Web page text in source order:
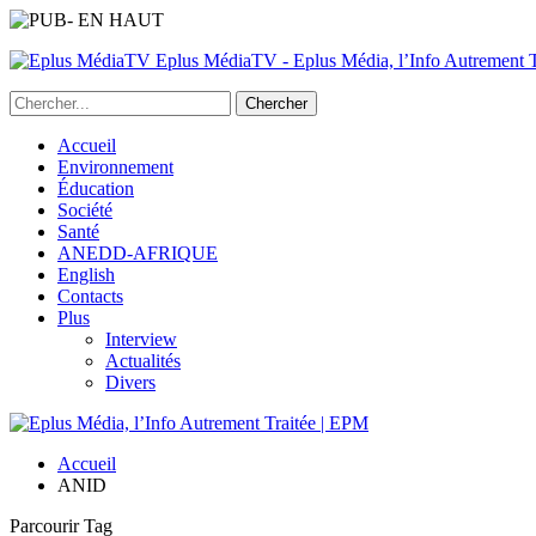
Eplus MédiaTV - Eplus Média, l’Info Autrement
Accueil
Environnement
Éducation
Société
Santé
ANEDD-AFRIQUE
English
Contacts
Plus
Interview
Actualités
Divers
Accueil
ANID
Parcourir Tag